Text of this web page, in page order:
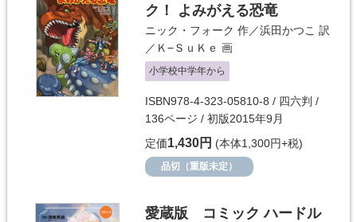
ク！ よみがえる恐竜
ニック・フォーク 作／浜田かつこ 訳
／ Ｋ−ＳｕＫｅ 画
小学校中学年から
ISBN978-4-323-05810-8 / 四六判 /
136ページ / 初版2015年9月
定価1,430円 (本体1,300円+税)
品切（重版未定）
愛蔵版 コミック ハードル